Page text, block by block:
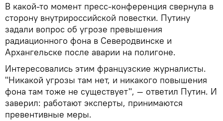
В какой-то момент пресс-конференция свернула в
сторону внутрироссийской повестки. Путину
задали вопрос об угрозе превышения
радиационного фона в Северодвинске и
Архангельске после аварии на полигоне.
Интересовались этим французские журналисты.
"Никакой угрозы там нет, и никакого повышения
фона там тоже не существует", — ответил Путин. И
заверил: работают эксперты, принимаются
превентивные меры.